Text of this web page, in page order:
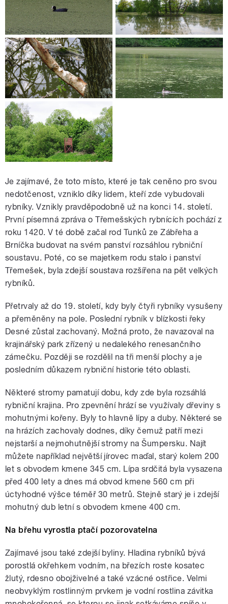
Je zajímavé, že toto místo, které je tak ceněno pro svou
nedotčenost, vzniklo díky lidem, kteří zde vybudovali
rybníky. Vznikly pravděpodobně už na konci 14. století.
První písemná zpráva o Třemešských rybnících pochází z
roku 1420. V té době začal rod Tunků ze Zábřeha a
Brníčka budovat na svém panství rozsáhlou rybniční
soustavu. Poté, co se majetkem rodu stalo i panství
Třemešek, byla zdejší soustava rozšířena na pět velkých
rybníků.
Přetrvaly až do 19. století, kdy byly čtyři rybníky vysušeny
a přeměněny na pole. Poslední rybník v blízkosti řeky
Desné zůstal zachovaný. Možná proto, že navazoval na
krajinářský park zřízený u nedalekého renesančního
zámečku. Později se rozdělil na tři menší plochy a je
posledním důkazem rybniční historie této oblasti.
Některé stromy pamatují dobu, kdy zde byla rozsáhlá
rybniční krajina. Pro zpevnění hrází se využívaly dřeviny s
mohutnými kořeny. Byly to hlavně lípy a duby. Některé se
na hrázích zachovaly dodnes, díky čemuž patří mezi
nejstarší a nejmohutnější stromy na Šumpersku. Najít
můžete například největší jírovec maďal, starý kolem 200
let s obvodem kmene 345 cm. Lípa srdčitá byla vysazena
před 400 lety a dnes má obvod kmene 560 cm při
úctyhodné výšce téměř 30 metrů. Stejně starý je i zdejší
mohutný dub letní s obvodem kmene 400 cm.
Na břehu vyrostla ptačí pozorovatelna
Zajímavé jsou také zdejší byliny. Hladina rybníků bývá
porostlá okřehkem vodním, na březích roste kosatec
žlutý, rdesno obojživelné a také vzácné ostřice. Velmi
neobvyklým rostlinným prvkem je vodní rostlina závitka